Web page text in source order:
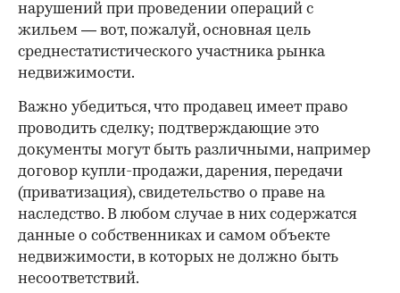
нарушений при проведении операций с
жильем — вот, пожалуй, основная цель
среднестатистического участника рынка
недвижимости.
Важно убедиться, что продавец имеет право
проводить сделку; подтверждающие это
документы могут быть различными, например
договор купли-продажи, дарения, передачи
(приватизация), свидетельство о праве на
наследство. В любом случае в них содержатся
данные о собственниках и самом объекте
недвижимости, в которых не должно быть
несоответствий.